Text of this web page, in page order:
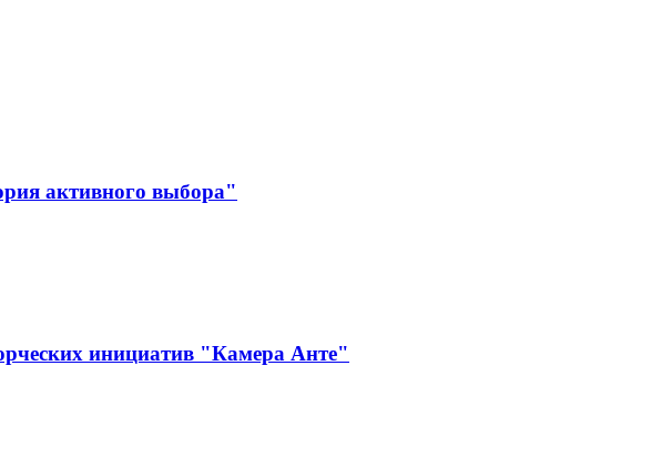
активного выбора"
инициатив "Камера Анте"